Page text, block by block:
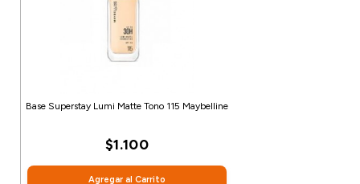
Base Superstay Lumi Matte Tono 115 Maybelline
$1.100
Agregar al Carrito